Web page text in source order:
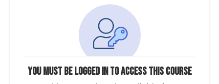
You must be logged in to access this course